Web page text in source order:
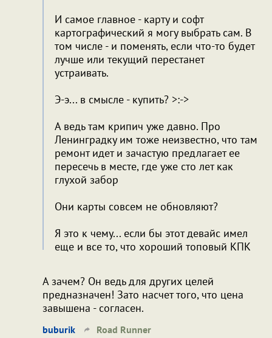
И самое главное - карту и софт
картографический я могу выбрать сам. В
том числе - и поменять, если что-то будет
лучше или текущий перестанет
устраивать.
Э-э... в смысле - купить? >:->
А ведь там крипич уже давно. Про
Ленинградку им тоже неизвестно, что там
ремонт идет и зачастую предлагает ее
пересечь в месте, где уже сто лет как
глухой забор
Они карты совсем не обновляют?
Я это к чему... если бы этот девайс имел
еще и все то, что хороший топовый КПК
А зачем? Он ведь для других целей
предназначен! Зато насчет того, что цена
завышена - согласен.
buburik Road Runner